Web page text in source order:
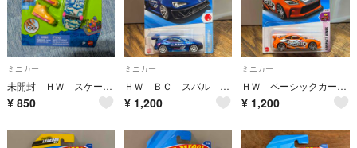
ミニカー
未開封 ＨＷ スケート ベーシックシリーズ
¥ 850
ミニカー
ＨＷ ＢＣ スバル ＢＲＺ パンデムキット
¥ 1,200
ミニカー
ＨＷ ベーシックカー トヨタ ＧＲ８６ カップ
¥ 1,200